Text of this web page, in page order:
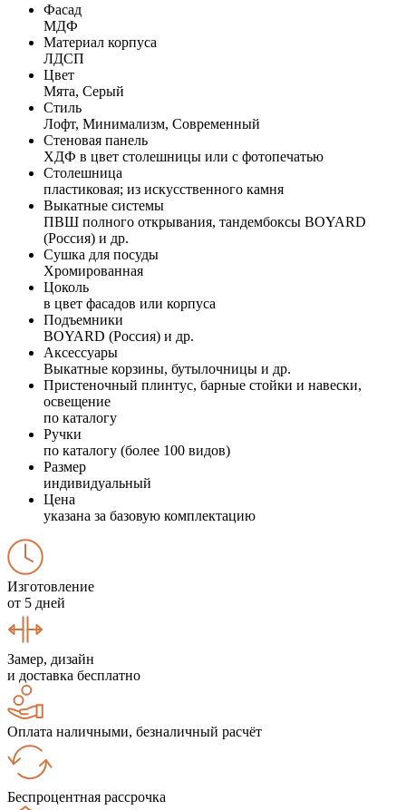
Фасад
МДФ
Материал корпуса
ЛДСП
Цвет
Мята, Серый
Стиль
Лофт, Минимализм, Современный
Стеновая панель
ХДФ в цвет столешницы или с фотопечатью
Столешница
пластиковая; из искусственного камня
Выкатные системы
ПВШ полного открывания, тандембоксы BOYARD
(Россия) и др.
Сушка для посуды
Хромированная
Цоколь
в цвет фасадов или корпуса
Подъемники
BOYARD (Россия) и др.
Аксессуары
Выкатные корзины, бутылочницы и др.
Пристеночный плинтус, барные стойки и навески,
освещение
по каталогу
Ручки
по каталогу (более 100 видов)
Размер
индивидуальный
Цена
указана за базовую комплектацию
Изготовление
от 5 дней
Замер, дизайн
и доставка бесплатно
Оплата наличными, безналичный расчёт
Беспроцентная рассрочка